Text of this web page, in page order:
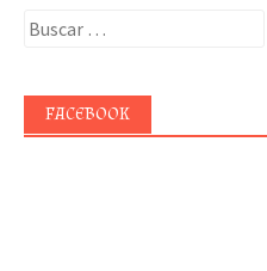
Buscar:
FACEBOOK